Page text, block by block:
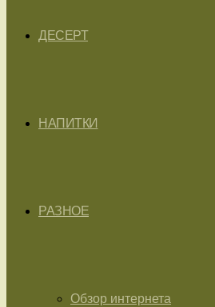
ДЕСЕРТ
НАПИТКИ
РАЗНОЕ
Обзор интернета